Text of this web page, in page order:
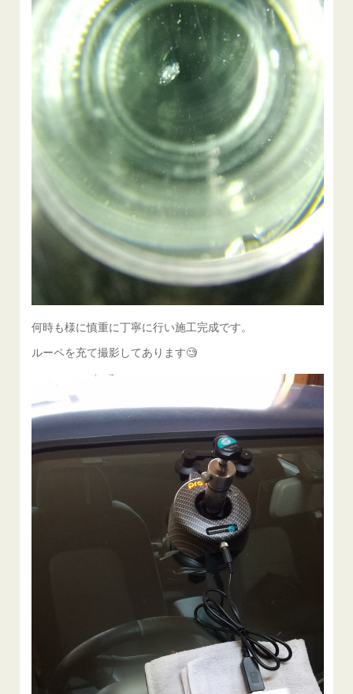
何時も様に慎重に丁寧に行い施工完成です。
ルーペを充て撮影してあります🧐